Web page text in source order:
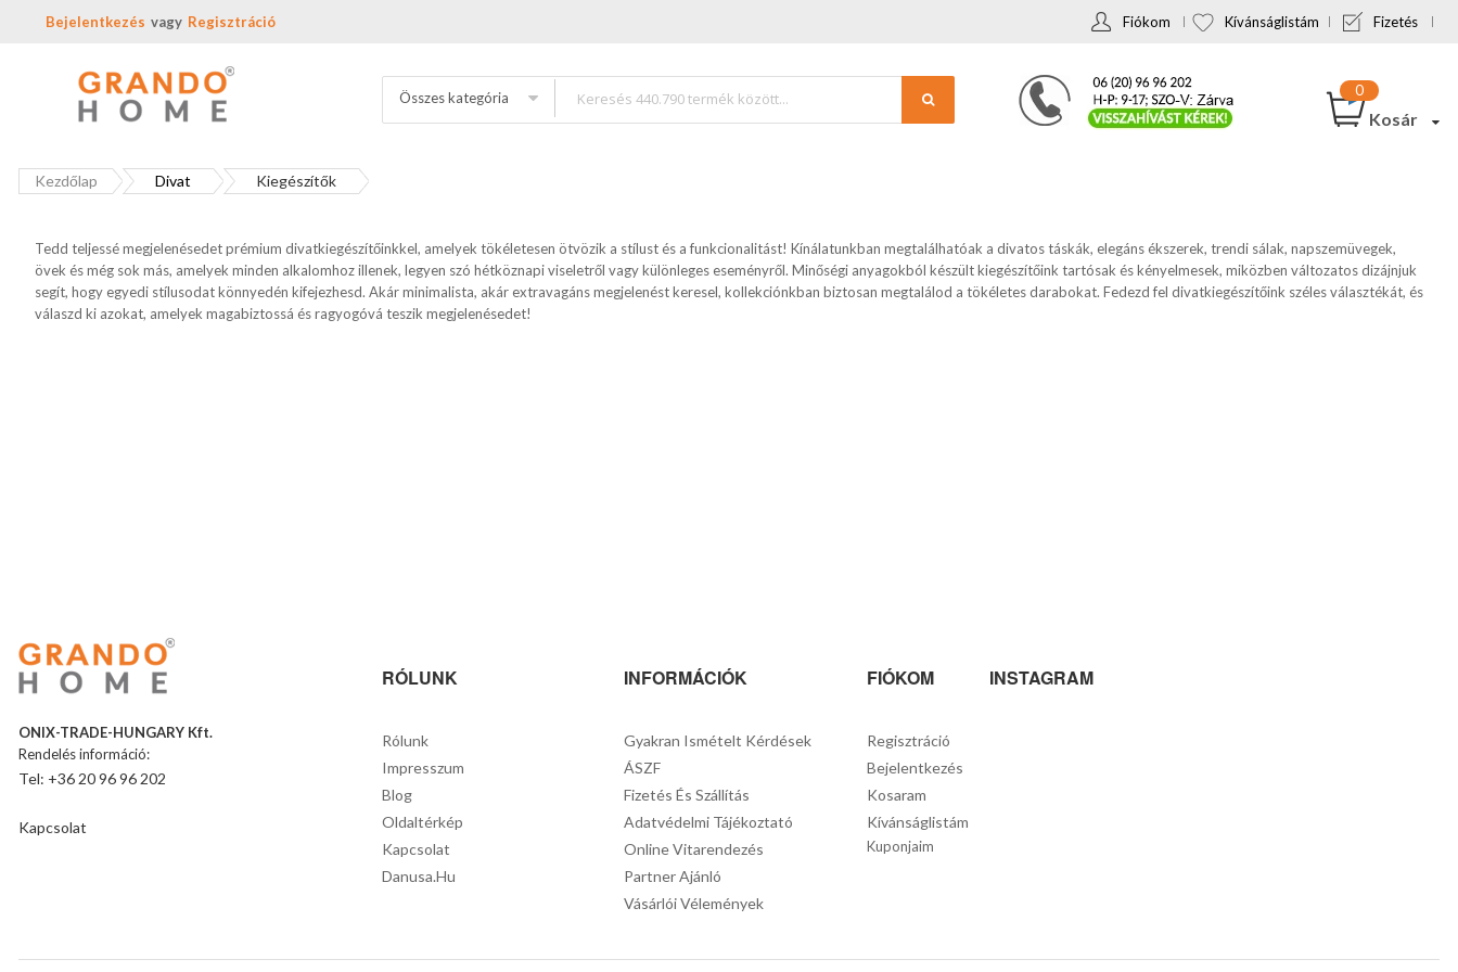
Bejelentkezés Regisztráció Fiókom Kívánságlistám Fizetés
Összes kategória
Kosár
Kezdőlap Divat Kiegészítők
Tedd teljessé megjelenésedet prémium divatkiegészítőinkkel, amelyek tökéletesen ötvözik a stílust és a funkcionalitást! Kínálatunkban megtalálhatóak a divatos táskák, elegáns ékszerek, trendi sálak, napszemüvegek,
övek és még sok más, amelyek minden alkalomhoz illenek, legyen szó hétköznapi viseletről vagy különleges eseményről. Minőségi anyagokból készült kiegészítőink tartósak és kényelmesek, miközben változatos dizájnjuk
segít, hogy egyedi stílusodat könnyedén kifejezhesd. Akár minimalista, akár extravagáns megjelenést keresel, kollekciónkban biztosan megtalálod a tökéletes darabokat. Fedezd fel divatkiegészítőink széles választékát, és
válaszd ki azokat, amelyek magabiztossá és ragyogóvá teszik megjelenésedet!
ONIX-TRADE-HUNGARY Kft.
Rendelés információ:
Tel: +36 20 96 96 202
Kapcsolat
RÓLUNK
Rólunk
Impresszum
Blog
Oldaltérkép
Kapcsolat
Danusa.hu
INFORMÁCIÓK
Gyakran Ismételt Kérdések
ÁSZF
Fizetés És Szállítás
Adatvédelmi Tájékoztató
Online Vitarendezés
Partner Ajánló
Vásárlói Vélemények
FIÓKOM
Regisztráció
Bejelentkezés
Kosaram
Kívánságlistám
Kuponjaim
INSTAGRAM